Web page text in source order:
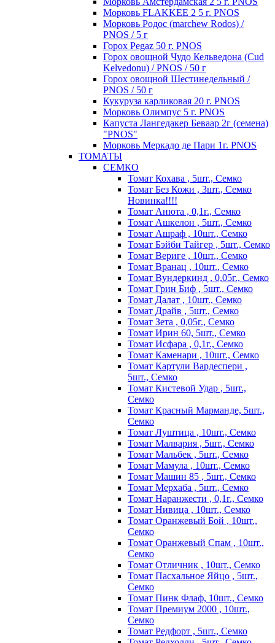
Морковь FLAKKEE 2 5 г. PNOS
Морковь Родос (marchew Rodos) /
PNOS / 5 г
Горох Pegaz 50 г. PNOS
Горох овощной Чудо Кельведона (Cud
Kelvedonu) / PNOS / 50 г
Горох овощной Шестинедельный /
PNOS / 50 г
Кукуруза карликовая 20 г. PNOS
Морковь Олимпус 5 г. PNOS
Капуста Лангедакер Беваар 2г (семена)
"PNOS"
Морковь Меркадо де Пари 1г. PNOS
ТОМАТЫ
СЕМКО
Томат Кохава , 5шт., Семко
Томат Без Кожи , 3шт., Семко
Новинка!!!!
Томат Анюта , 0,1г., Семко
Томат Ашкелон , 5шт., Семко
Томат Ашраф , 10шт., Семко
Томат Бэйби Тайгер , 5шт., Семко
Томат Вериге , 10шт., Семко
Томат Вранац , 10шт., Семко
Томат Вундеркинд , 0,05г., Семко
Томат Грин Биф , 5шт., Семко
Томат Далат , 10шт., Семко
Томат Драйв , 5шт., Семко
Томат Зета , 0,05г., Семко
Томат Ирин 60, 5шт., Семко
Томат Исфара , 0,1г., Семко
Томат Каменари , 10шт., Семко
Томат Картули Вардеспери ,
5шт., Семко
Томат Кистевой Удар , 5шт.,
Семко
Томат Красный Марманде, 5шт.,
Семко
Томат Луштица , 10шт., Семко
Томат Малвария , 5шт., Семко
Томат Мальбек , 5шт., Семко
Томат Мамула , 10шт., Семко
Томат Машин 85 , 5шт., Семко
Томат Мерхаба , 5шт., Семко
Томат Наранжести , 0,1г., Семко
Томат Нивица , 10шт., Семко
Томат Оранжевый Бой , 10шт.,
Семко
Томат Оранжевый Спам , 10шт.,
Семко
Томат Отличник , 10шт., Семко
Томат Пасхальное Яйцо , 5шт.,
Семко
Томат Пинк Флаф, 10шт., Семко
Томат Премиум 2000 , 10шт.,
Семко
Томат Редфорт , 5шт., Семко